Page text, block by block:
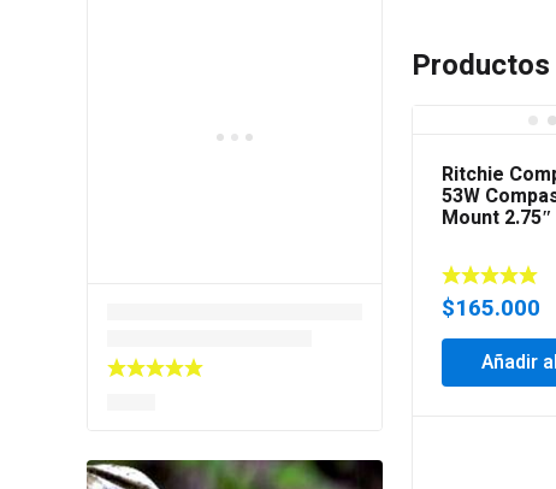
Ritchie
53W
Mount
$165.000
Añadir